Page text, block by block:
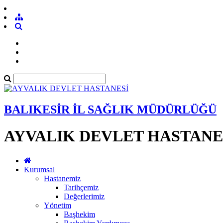
BALIKESİR İL SAĞLIK MÜDÜRLÜĞÜ
AYVALIK DEVLET
Kurumsal
Hastanemiz
Tarihçemiz
Değerlerimiz
Yönetim
Başhekim